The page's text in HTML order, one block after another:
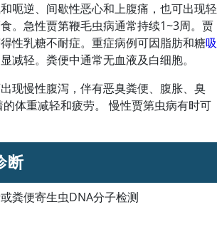
呃逆、间歇性恶心和上腹痛，也可出现轻
。急性贾第鞭毛虫病通常持续1~3周。贾
性乳糖不耐症。重症病例可因脂肪和糖吸
减轻。粪便中通常无血液及白细胞。
现慢性腹泻，伴有恶臭粪便、腹胀、臭
体重减轻和疲劳。 慢性贾第虫病有时可
断
粪便寄生虫DNA分子检测